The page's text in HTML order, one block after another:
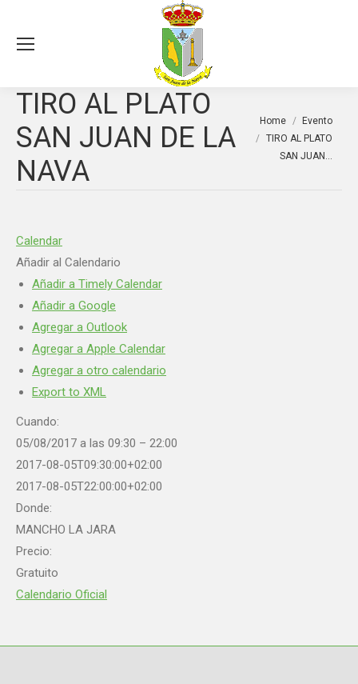
TIRO AL PLATO
SAN JUAN DE LA
NAVA
You are here:
Home
Evento
TIRO AL PLATO
SAN JUAN…
Calendar
Añadir al Calendario
Añadir a Timely Calendar
Añadir a Google
Agregar a Outlook
Agregar a Apple Calendar
Agregar a otro calendario
Export to XML
Cuando:
05/08/2017 a las 09:30 – 22:00
2017-08-05T09:30:00+02:00
2017-08-05T22:00:00+02:00
Donde:
MANCHO LA JARA
Precio:
Gratuito
Calendario Oficial